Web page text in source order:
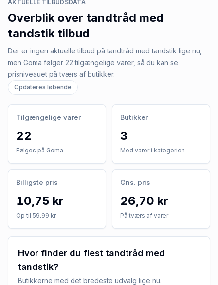
AKTUELLE TILBUDSDATA
Overblik over tandtråd med
tandstik tilbud
Der er ingen aktuelle tilbud på tandtråd med tandstik lige nu,
men Goma følger 22 tilgængelige varer, så du kan se
prisniveauet på tværs af butikker.
Opdateres løbende
Tilgængelige varer
22
Følges på Goma
Butikker
3
Med varer i kategorien
Billigste pris
10,75 kr
Op til 59,99 kr
Gns. pris
26,70 kr
På tværs af varer
Hvor finder du flest tandtråd med
tandstik?
Butikkerne med det bredeste udvalg lige nu.